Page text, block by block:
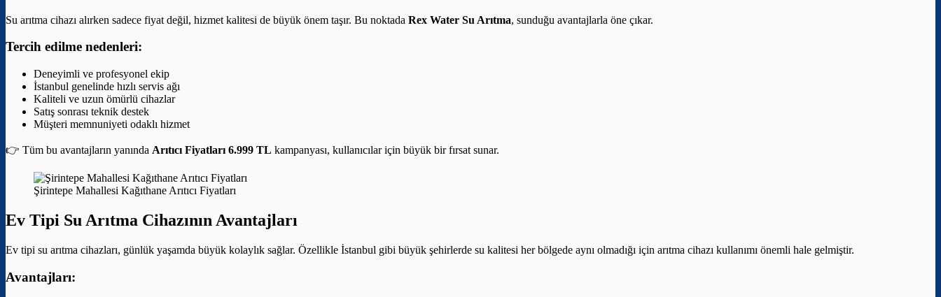
Su arıtma cihazı alırken sadece fiyat değil, hizmet kalitesi de büyük önem taşır. Bu noktada Rex Water Su Arıtma, sunduğu avantajlarla öne çıkar.
Tercih edilme nedenleri:
Deneyimli ve profesyonel ekip
İstanbul genelinde hızlı servis ağı
Kaliteli ve uzun ömürlü cihazlar
Satış sonrası teknik destek
Müşteri memnuniyeti odaklı hizmet
👉 Tüm bu avantajların yanında Arıtıcı Fiyatları 6.999 TL kampanyası, kullanıcılar için büyük bir fırsat sunar.
Şirintepe Mahallesi Kağıthane Arıtıcı Fiyatları
Ev Tipi Su Arıtma Cihazının Avantajları
Ev tipi su arıtma cihazları, günlük yaşamda büyük kolaylık sağlar. Özellikle İstanbul gibi büyük şehirlerde su kalitesi her bölgede aynı olmadığı için arıtma cihazı kullanımı önemli hale gelmiştir.
Avantajları: